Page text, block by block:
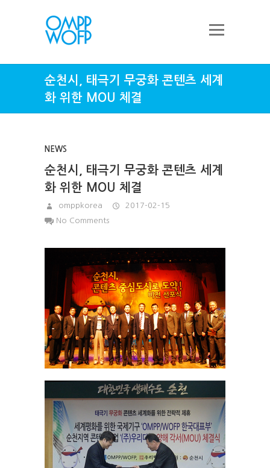
순천시, 태극기 무궁화 콘텐츠 세계
화 위한 MOU 체결
NEWS
순천시, 태극기 무궁화 콘텐츠 세계
화 위한 MOU 체결
omppkorea
2017-02-15
No Comments